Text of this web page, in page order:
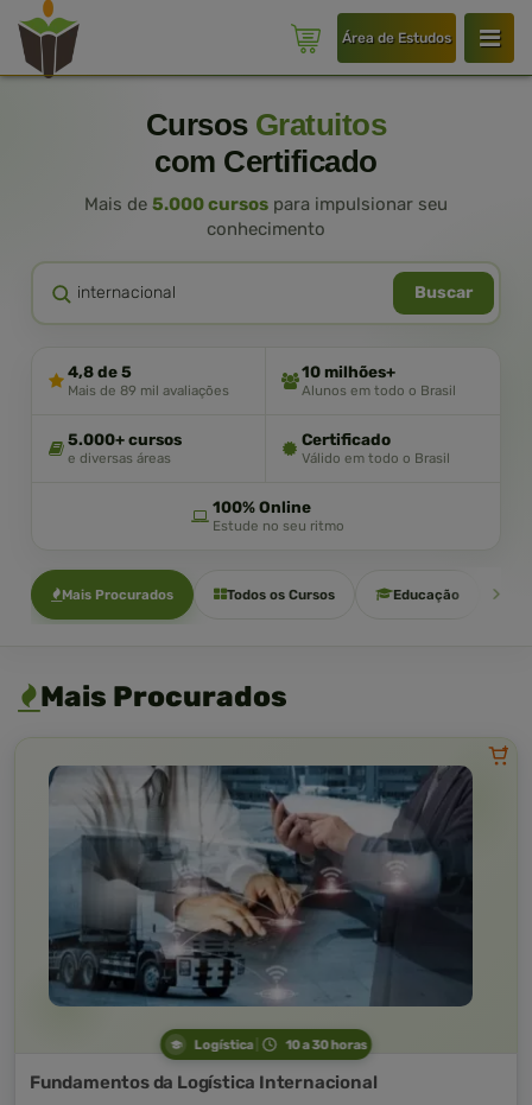
Área de Estudos
Cursos Gratuitos
com Certificado
Mais de 5.000 cursos para impulsionar seu
conhecimento
Buscar
4,8 de 5
Mais de 89 mil avaliações
10 milhões+
Alunos em todo o Brasil
5.000+ cursos
e diversas áreas
Certificado
Válido em todo o Brasil
100% Online
Estude no seu ritmo
Mais Procurados Todos os Cursos Educação
Mais Procurados
Logística 10 a 30 horas
Fundamentos da Logística Internacional